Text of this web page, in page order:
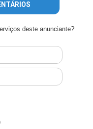
deste anunciante?